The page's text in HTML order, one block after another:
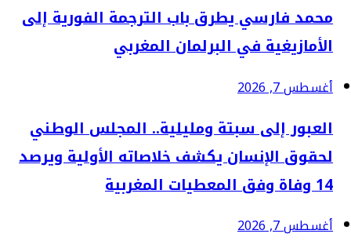
محمد فارسي يطرق باب الترجمة الفورية إلى
الأمازيغية في البرلمان المغربي
أغسطس 7, 2026
العبور إلى سبتة ومليلية.. المجلس الوطني
لحقوق الإنسان يكشف خلاصاته الأولية ويرصد
14 وفاة وفق المعطيات المغربية
أغسطس 7, 2026